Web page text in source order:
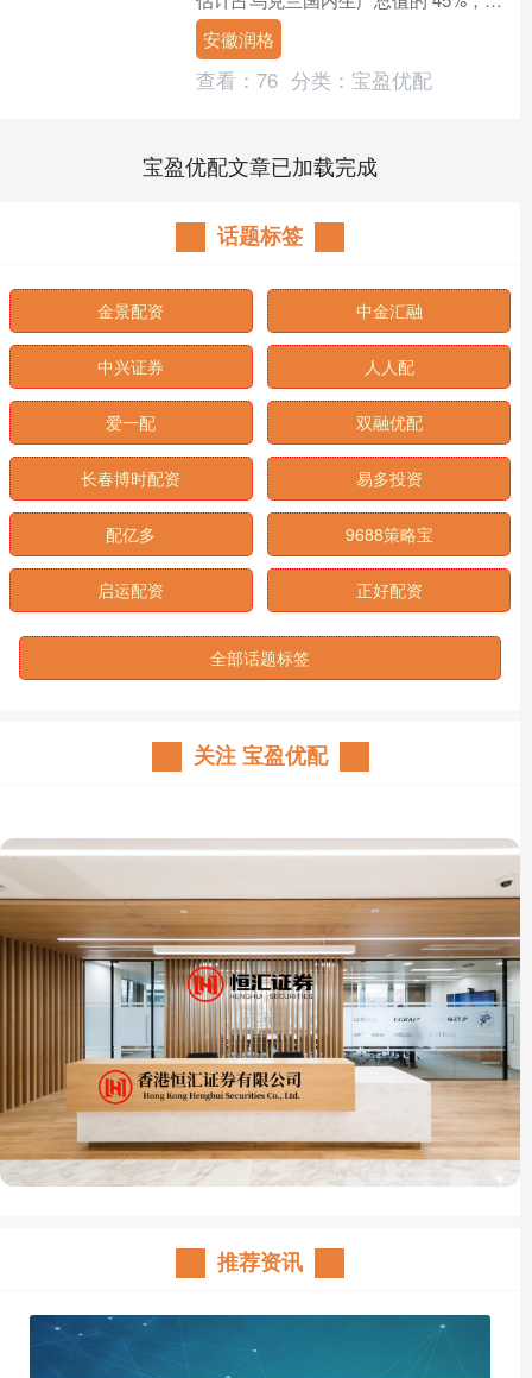
辅政权需要采取措施来减少这一比例。
科扎克 5 月....
安徽润格
查看： 76 分类： 宝盈优配
宝盈优配文章已加载完成
话题标签
金景配资 中金汇融
中兴证券 人人配
爱一配 双融优配
长春博时配资 易多投资
配亿多 9688策略宝
启运配资 正好配资
全部话题标签
关注 宝盈优配
推荐资讯